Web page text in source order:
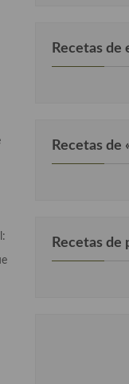
Recetas de
Recetas de
Recetas